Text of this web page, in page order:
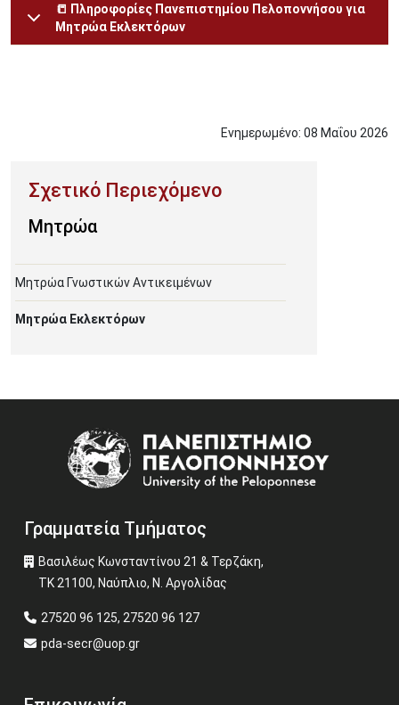
📒 Πληροφορίες Πανεπιστημίου Πελοποννήσου για
Μητρώα Εκλεκτόρων
Ενημερωμένο: 08 Μαΐου 2026
Μητρώα
Μητρώα Γνωστικών Αντικειμένων
Μητρώα Εκλεκτόρων
Γραμματεία Τμήματος
Βασιλέως Κωνσταντίνου 21 & Τερζάκη,
ΤΚ 21100, Ναύπλιο, Ν. Αργολίδας
27520 96 125, 27520 96 127
pda-secr@uop.gr